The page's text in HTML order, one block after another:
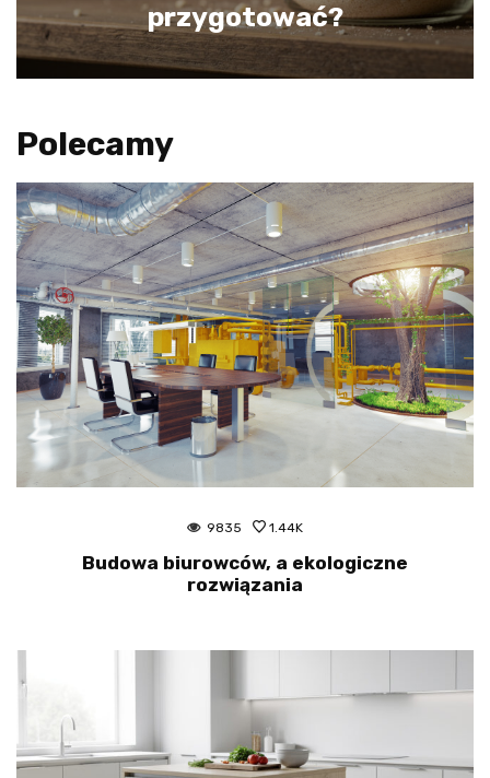
przygotować?
Polecamy
8096 1.42K
Inteligentne oświetlenie w domu –
ekologiczne i estetyczne